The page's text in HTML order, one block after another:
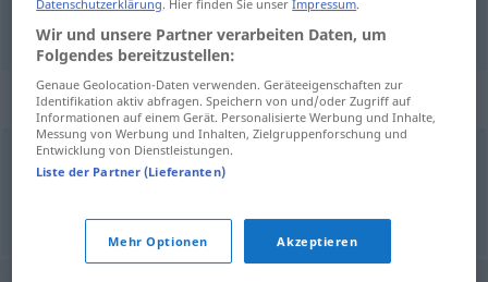
Wendung
Synonyme für "Wendung"
Umschlag,Umschwung,Wende
© OpenThesaurus.de
Datenschutzerklärung. Hier finden Sie unserImpressum.
Wir und unsere Partner verarbeiten Daten, um
Folgendes bereitzustellen:
Genaue Geolocation-Daten verwenden. Geräteeigenschaften zur
Identifikation aktiv abfragen. Speichern von und/oder Zugriff auf
Informationen auf einem Gerät. Personalisierte Werbung und Inhalte,
Messung von Werbung und Inhalten, Zielgruppenforschung und
Entwicklung von Dienstleistungen.
Liste der Partner (Lieferanten)
Mehr Optionen Akzeptieren